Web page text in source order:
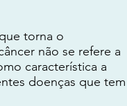
torna o
não se refere a
característica a
doenças que tem